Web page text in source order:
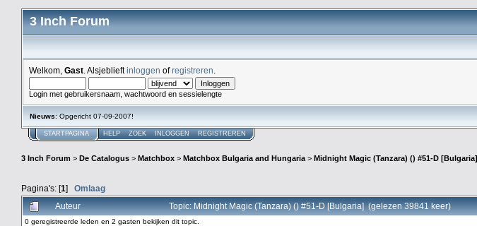
3 Inch Forum
Welkom, Gast . Alsjeblieftinloggen ofregistreren
Login met gebruikersnaam, wachtwoord en sessielengte
Nieuws: Opgericht 07-09-2007!
STARTPAGINA HELP ZOEK INLOGGEN REGISTREREN
3 Inch Forum > De Catalogus > Matchbox > Matchbox Bulgaria and Hungaria > Midnight Magic (Tanzara) () #51-D [Bulgaria]
Pagina's: [1] Omlaag
Auteur Topic: Midnight Magic (Tanzara) () #51-D [Bulgaria] (gelezen 39841 keer)
0 geregistreerde leden en 2 gasten bekijken dit topic.